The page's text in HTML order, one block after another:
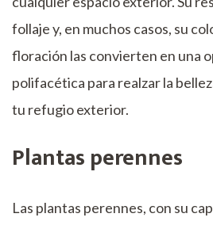
follaje y, en muchos casos, su
floración las convierten en una
polifacética para realzar la
tu refugio exterior.
Plantas perennes
Las plantas perennes, con su